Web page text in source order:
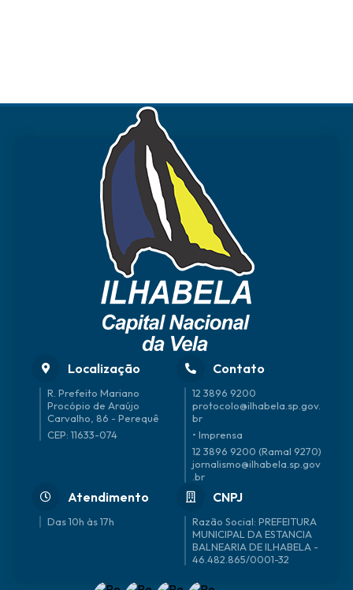
Localização
R. Prefeito Mariano
Procópio de Araújo
Carvalho, 86 - Perequê
CEP: 11633-074
Contato
12 3896 9200
protocolo@ilhabela.sp.gov.
br
• Imprensa
12 3896 9200 (Ramal 9270)
jornalismo@ilhabela.sp.gov
.br
Atendimento
Das 10h às 17h
CNPJ
46.482.865/0001-32